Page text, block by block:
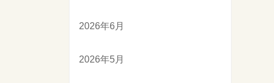
2026年6月
2026年5月